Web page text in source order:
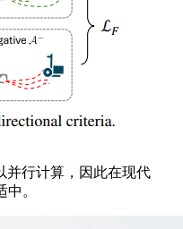
行计算，因此在现代
。